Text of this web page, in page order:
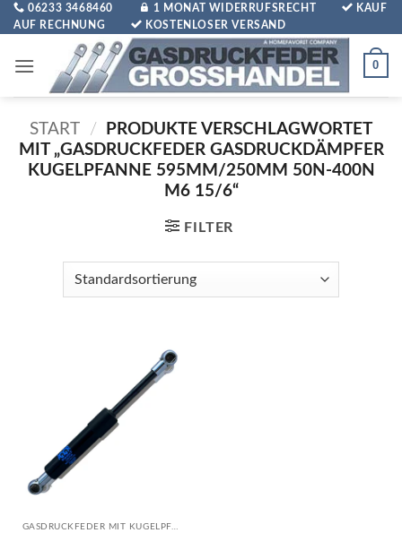
Zum
Inhalt
06233 3468460 1 MONAT WIDERRUFSRECHT
KAUF
AUF RECHNUNG
KOSTENLOSER VERSAND
0
START /
PRODUKTE VERSCHLAGWORTET
MIT „GASDRUCKFEDER GASDRUCKDÄMPFER
KUGELPFANNE 595MM/250MM 50N-400N
M6 15/6“
FILTER
GASDRUCKFEDER MIT KUGELPFANNE